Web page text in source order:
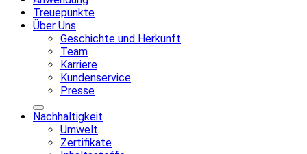
Treuepunkte
Über Uns
Geschichte und Herkunft
Team
Karriere
Kundenservice
Presse
Nachhaltigkeit
Umwelt
Zertifikate